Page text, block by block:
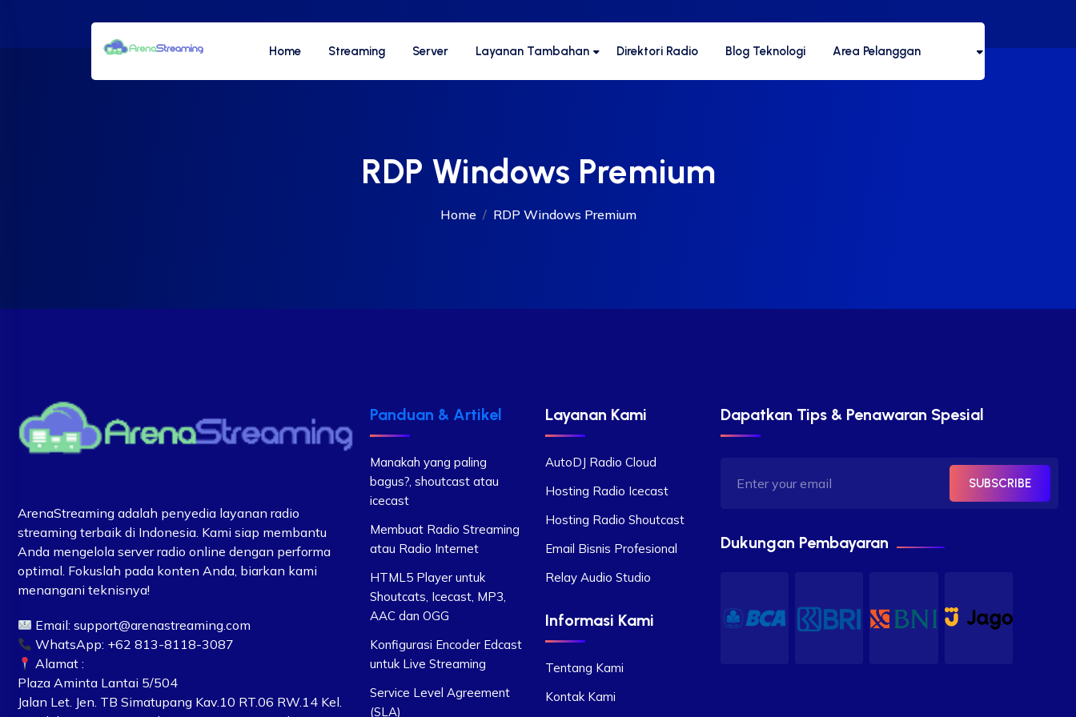
Home Streaming Server Layanan Tambahan Direktori Radio Blog Teknologi Area Pelanggan
RDP Windows Premium
Home RDP Windows Premium
ArenaStreaming adalah penyedia layanan radio
streaming terbaik di Indonesia. Kami siap membantu
Anda mengelola server radio online dengan performa
optimal. Fokuslah pada konten Anda, biarkan kami
menangani teknisnya!
Email:support@arenastreaming.com
WhatsApp: +62 813-8118-3087
Alamat :
Plaza Aminta Lantai 5/504
Jalan Let. Jen. TB Simatupang Kav.10 RT.06 RW.14 Kel.
Panduan & Artikel
Manakah yang paling
bagus?, shoutcast atau
icecast
Membuat Radio Streaming
atau Radio Internet
HTML5 Player untuk
Shoutcats, Icecast, MP3,
AAC dan OGG
Konfigurasi Encoder Edcast
untuk Live Streaming
Service Level Agreement
(SLA)
Layanan Kami
AutoDJ Radio Cloud
Hosting Radio Icecast
Hosting Radio Shoutcast
Email Bisnis Profesional
Relay Audio Studio
Informasi Kami
Tentang Kami
Kontak Kami
Dapatkan Tips & Penawaran Spesial
SUBSCRIBE
Dukungan Pembayaran